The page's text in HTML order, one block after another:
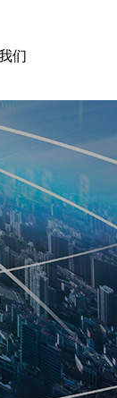
们